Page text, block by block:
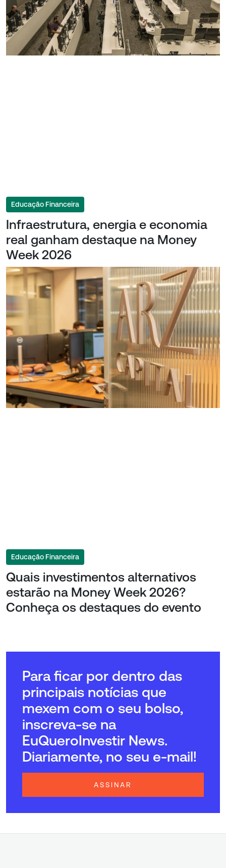
Educação Financeira
Infraestrutura, energia e economia
real ganham destaque na Money
Week 2026
Educação Financeira
Quais investimentos alternativos
estarão na Money Week 2026?
Conheça os destaques do evento
Para ficar por dentro das
principais notícias que
mexem com o seu bolso,
inscreva-se na
EuQueroInvestir News.
Diariamente, no seu e-mail!
ASSINAR